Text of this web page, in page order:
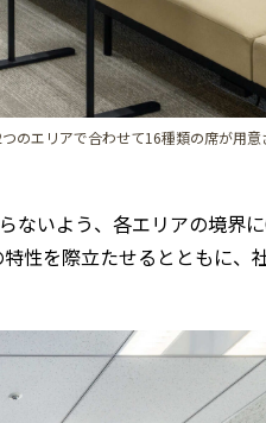
のエリアで合わせて16種類の席が用意
ないよう、各エリアの境界
性を際立たせるとともに、